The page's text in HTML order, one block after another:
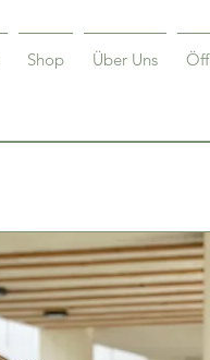
Shop Über Uns